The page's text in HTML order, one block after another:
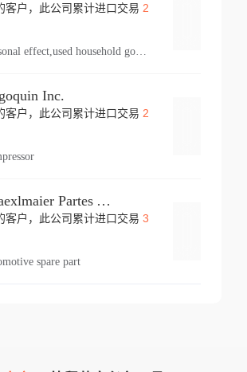
客户，此公司累计进口交易 2
personal effect,used household goods
Inc.
客户，此公司累计进口交易 2
Dpm Draexlmaier Partes Automotrices Corr Ind Huejotzingo
客户，此公司累计进口交易 3
spare part